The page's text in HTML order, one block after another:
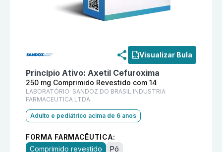
Visualizar Bula
Princípio Ativo: Axetil Cefuroxima
250 mg Comprimido Revestido com 14
LABORATÓRIO: SANDOZ DO BRASIL INDUSTRIA
FARMACEUTICA LTDA.
Adulto e pediátrico acima de 6 anos
FORMA FARMACÊUTICA:
Comprimido revestido
Pó